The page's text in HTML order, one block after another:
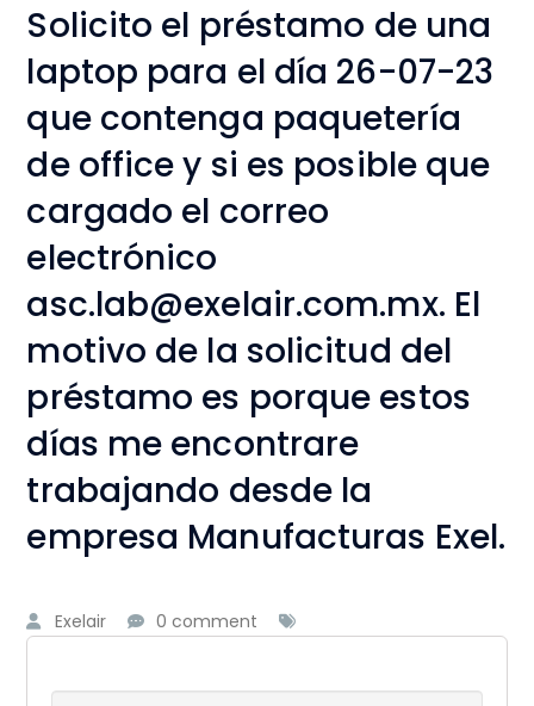
Solicito el préstamo de una
laptop para el día 26-07-23
que contenga paquetería
de office y si es posible que
cargado el correo
electrónico
asc.lab@exelair.com.mx. El
motivo de la solicitud del
préstamo es porque estos
días me encontrare
trabajando desde la
empresa Manufacturas Exel.
Exelair 0 comment